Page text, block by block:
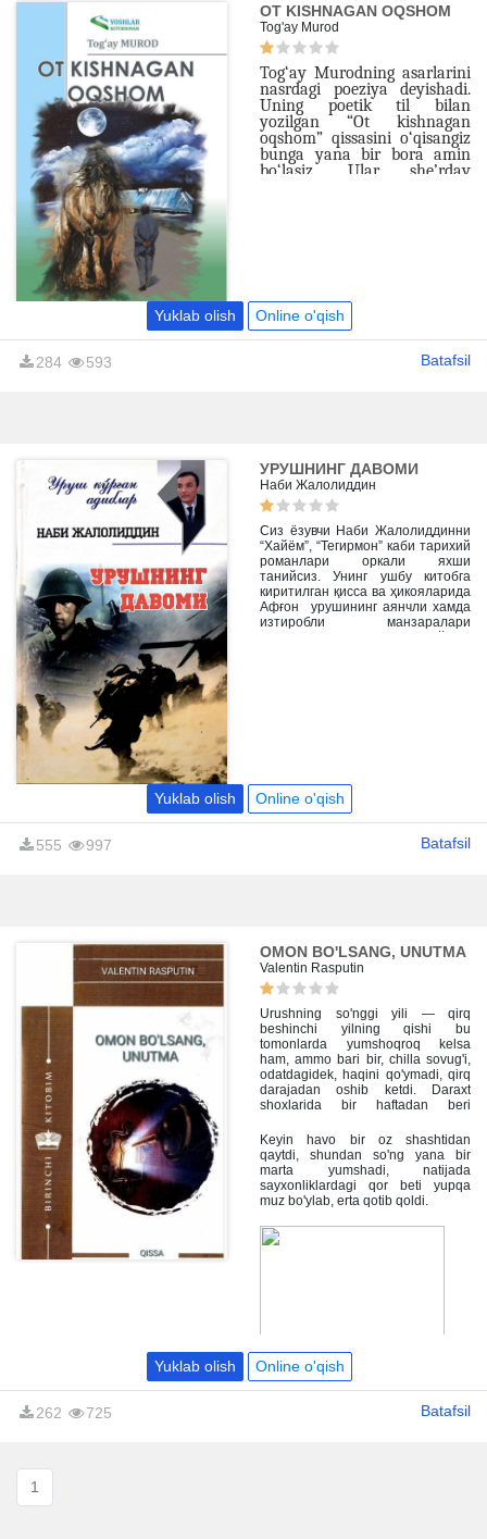
OT KISHNAGAN OQSHOM
Tog'ay Murod
Tog‘ay Murodning asarlarini
nasrdagi poeziya deyishadi.
Uning poetik til bilan
yozilgan “Ot kishnagan
oqshom” qissasini o‘qisangiz
bunga yana bir bora amin
bo‘lasiz. Ular she’rday
o‘zidan uzoqlashtirmaydi.
Yuklab olish Online o'qish
284 593 Batafsil
УРУШНИНГ ДАВОМИ
Наби Жалолиддин
Сиз ёзувчи Наби Жалолиддинни
“Хайём”, “Тегирмон” каби тарихий
романлари оркали яхши
танийсиз. Унинг ушбу китобга
киритилган қисса ва ҳикояларида
Афғон урушининг аянчли хамда
изтиробли манзаралари
тасвирланади. Шунингдек, ўзига
Yuklab olish Online o'qish
555 997 Batafsil
OMON BO'LSANG, UNUTMA
Valentin Rasputin
Urushning so'nggi yili — qirq
beshinchi yilning qishi bu
tomonlarda yumshoqroq kelsa
ham, ammo bari bir, chilla sovug'i,
odatdagidek, haqini qo'ymadi, qirq
darajadan oshib ketdi. Daraxt
shoxlarida bir haftadan beri
o'rmon batamom karaxt bo'lib qoldi,
yerdagi qor g'ozini yo'qotib, salga
g'archillar, uqalanib ketar,
ertalablari chirsillab turgan sovus
havoda nafas olish qiyin bo'lardi.
Keyin havo bir oz shashtidan
qaytdi, shundan so'ng yana bir
marta yumshadi, natijada
sayxonliklardagi qor beti yupqa
muz bo'ylab, erta qotib qoldi.
Yuklab olish Online o'qish
262 725 Batafsil
1